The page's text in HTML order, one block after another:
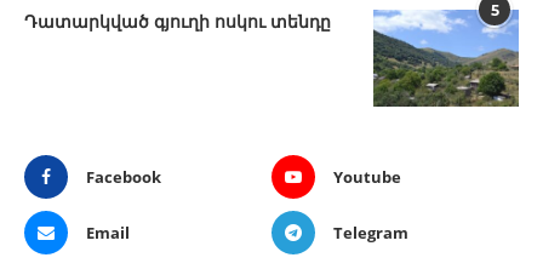
5
Դատարկված գյուղի ոսկու տենդը
Facebook Youtube
Email Telegram